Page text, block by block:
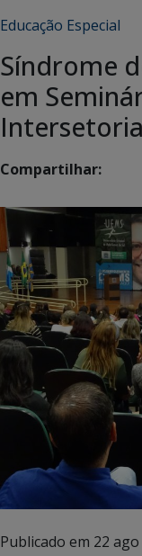
Educação Especial
Síndrome
em
Compartilhar:
Publicado em 22